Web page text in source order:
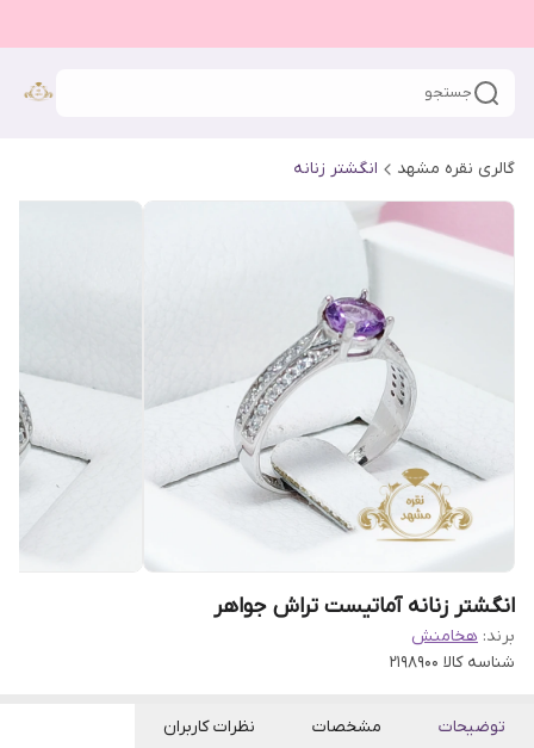
جستجو
گالری نقره مشهد انگشتر زنانه
انگشتر زنانه آماتیست تراش جواهر
برند: هخامنش
شناسه کالا 2198900
توضیحات مشخصات نظرات کاربران